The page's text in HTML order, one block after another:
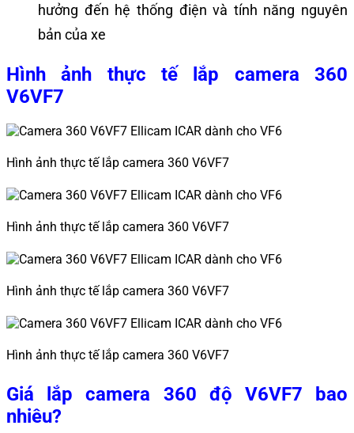
hưởng đến hệ thống điện và tính năng nguyên
bản của xe
Hình ảnh thực tế lắp camera 360
V6VF7
Hình ảnh thực tế lắp camera 360 V6VF7
Hình ảnh thực tế lắp camera 360 V6VF7
Hình ảnh thực tế lắp camera 360 V6VF7
Hình ảnh thực tế lắp camera 360 V6VF7
Giá lắp camera 360 độ V6VF7 bao
nhiêu?